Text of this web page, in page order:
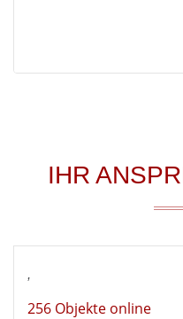
IHR
,
256 Objekte online